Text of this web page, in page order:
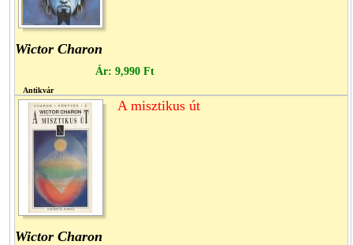
Wictor Charon
Ár: 9,990 Ft
Antikvár
A misztikus út
Wictor Charon